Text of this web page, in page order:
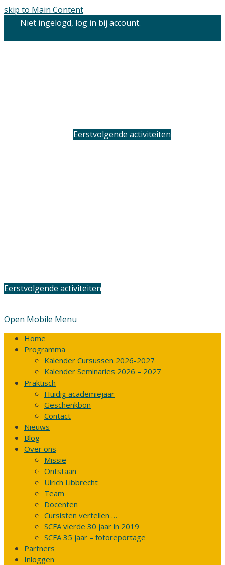
skip to Main Content
Niet ingelogd, log in bij account.
Eerstvolgende activiteiten
Eerstvolgende activiteiten
Open Mobile Menu
Home
Programma
Kalender Cursussen 2026-2027
Kalender Seminaries 2026 – 2027
Praktisch
Huidig academiejaar
Geschenkbon
Contact
Nieuws
Blog
Over ons
Missie
Ontstaan
Ulrich Libbrecht
Team
Docenten
Cursisten vertellen …
SCFA vierde 30 jaar in 2019
SCFA 35 jaar – fotoreportage
Partners
Inloggen